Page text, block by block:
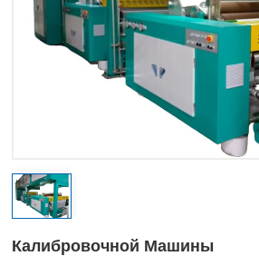
Калибровочной Машины